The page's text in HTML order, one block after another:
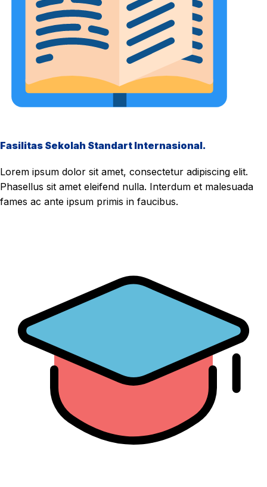
Fasilitas Sekolah Standart Internasional.
Lorem ipsum dolor sit amet, consectetur adipiscing elit.
Phasellus sit amet eleifend nulla. Interdum et malesuada
fames ac ante ipsum primis in faucibus.